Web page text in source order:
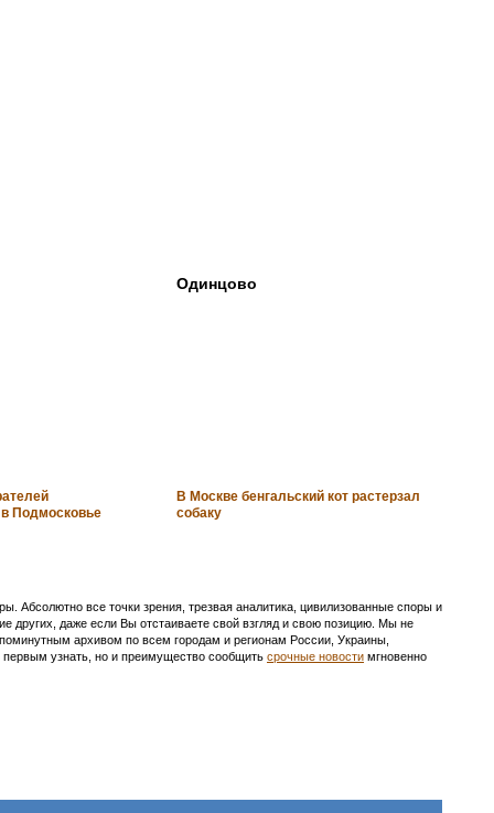
в Подмосковье
Одинцово
В Москве бенгальский кот растерзал
собаку
Абсолютно все точки зрения, трезвая аналитика, цивилизованные споры и
других, даже если Вы отстаиваете свой взгляд и свою позицию. Мы не
архивом по всем городам и регионам России, Украины,
узнать, но и преимущество сообщить срочные новости мгновенно